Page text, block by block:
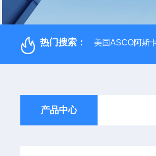
热门搜索： 美国ASCO阿斯
产品中心